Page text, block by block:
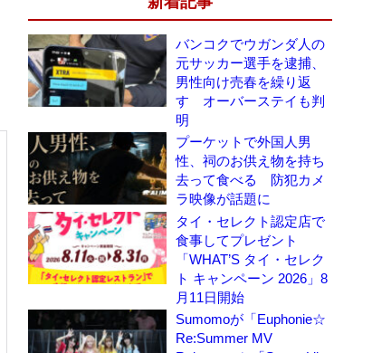
バンコクでウガンダ人の
元サッカー選手を逮捕、
男性向け売春を繰り返
す オーバーステイも判
明
プーケットで外国人男
性、祠のお供え物を持ち
去って食べる 防犯カメ
ラ映像が話題に
タイ・セレクト認定店で
食事してプレゼント
「WHAT’S タイ・セレク
ト キャンペーン 2026」8
月11日開始
Sumomoが「Euphonie☆
Re:Summer MV